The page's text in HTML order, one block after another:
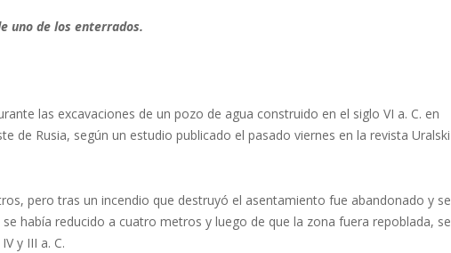
uno de los enterrados.
las excavaciones de un pozo de agua construido en el siglo VI a. C. en
de Rusia, según un estudio publicado el pasado viernes en la revista Uralski
pero tras un incendio que destruyó el asentamiento fue abandonado y se
había reducido a cuatro metros y luego de que la zona fuera repoblada, se
y III a. C.